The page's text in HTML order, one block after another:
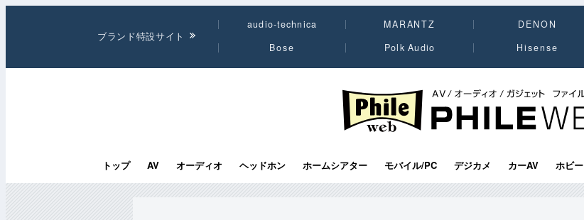
ブランド特設サイト
audio-technica MARANTZ DENON
Bose
Polk Audio Hisense
PHILE WEB｜AV/オーディオ/ガジェット
トップ AV オーディオ ヘッドホン ホームシアター モバイル/PC デジカメ カーAV ホビー